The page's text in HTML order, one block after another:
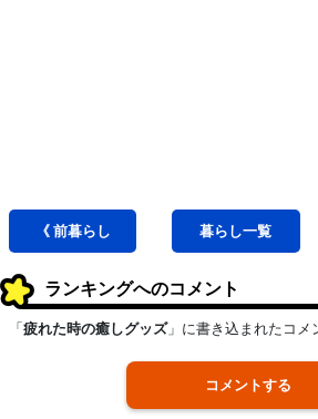
《 前暮らし 暮らし一覧
ランキングへのコメント
「 疲れた時の癒しグッズ」に書き込まれたコメ
コメントする